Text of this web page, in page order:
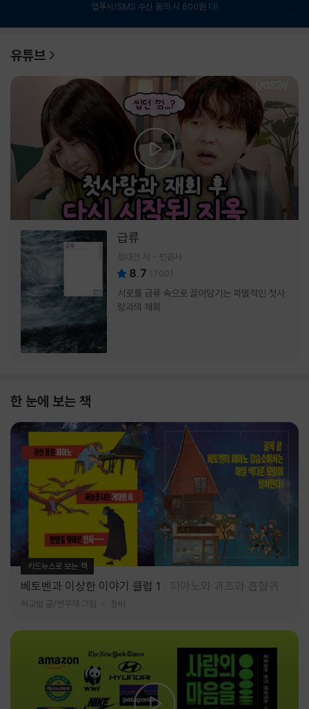
앱푸시/SMS 수신 동의 시 600원 더!
유튜브
급류
정대건 저 민음사
8.7 (700)
서로를 급류 속으로 끌어당기는 파멸적인 첫사
랑과의 재회
한 눈에 보는 책
카드뉴스로 보는 책
베토벤과 이상한 이야기 클럽 1 피아노와 괴조와 흡혈귀
허교범 글/변우재 그림 창비